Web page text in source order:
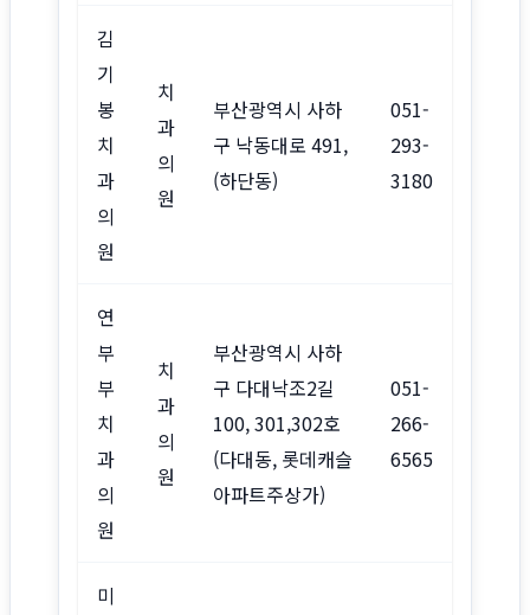
김
기
봉
치
과
의
원
치
과
의
원
부산광역시 사하
구 낙동대로 491,
(하단동)
051-
293-
3180
연
부
부
치
과
의
원
치
과
의
원
부산광역시 사하
구 다대낙조2길
100, 301,302호
(다대동, 롯데캐슬
아파트주상가)
051-
266-
6565
미